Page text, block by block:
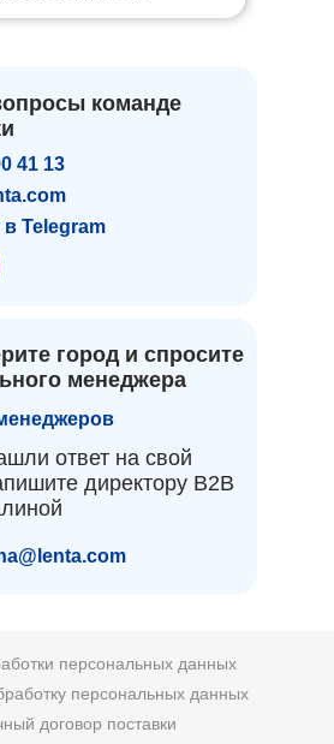
город и спросите
менеджера
ответ на свой
директору B2B
команде
41 13
в Telegram
персональных данных
персональных данных
договор поставки